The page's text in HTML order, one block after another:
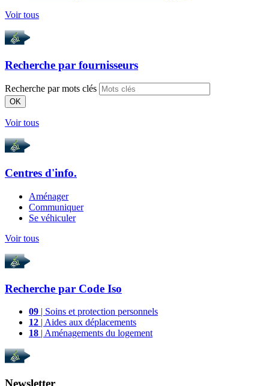
Voir tous
Recherche par fournisseurs
Recherche par mots clés
OK
Voir tous
Centres d'info.
Aménager
Communiquer
Se véhiculer
Voir tous
Recherche par Code Iso
09 | Soins et protection personnels
12 | Aides aux déplacements
18 | Aménagements du logement
Newsletter